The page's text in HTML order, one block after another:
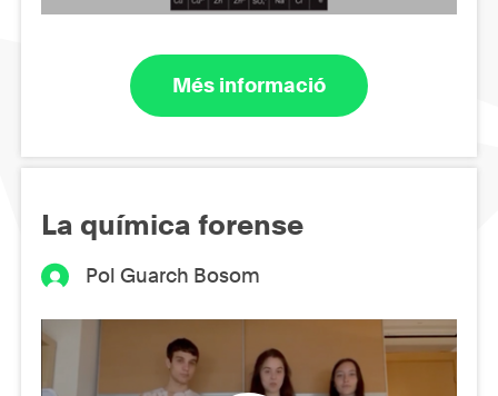
Més informació
La química forense
Pol Guarch Bosom